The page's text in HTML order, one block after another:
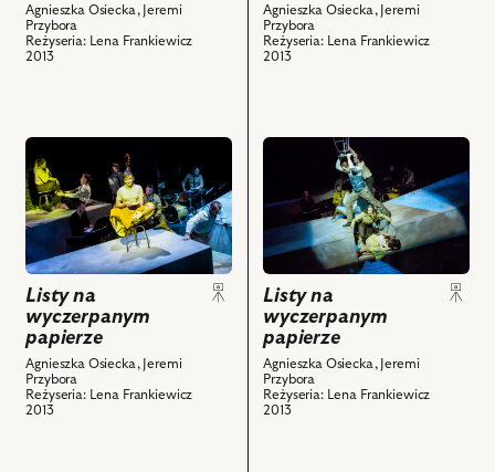
Paweł
Ciołkosz,
Rafał
powiązanych
nim
obiektów
Agnieszka Osiecka, Jeremi
Przybora
Reżyseria: Lena Frankiewicz
2013
Agnieszka
Wilczyńska,
Paweł
Sadowa,
–
muzyk
i
z
nim
obiektów
Agnieszka Osiecka, Jeremi
Przybora
Reżyseria: Lena Frankiewicz
2013
przejdź
do
obiektu
Listy
na
wyczerpanym
papierze,
Na
zdjęciu:
Agnieszka
Wilczyńska,
Rafał
Listy na
wyczerpanym
papierze
Agnieszka Osiecka, Jeremi
Przybora
Reżyseria: Lena Frankiewicz
2013
przejdź
obiektu
Listy
na
wyczerpanym
papierze,
Na
zdjęciu:
Mariusz
Obijalski
–
Listy na
wyczerpanym
papierze
Agnieszka Osiecka, Jeremi
Przybora
Reżyseria: Lena Frankiewicz
2013